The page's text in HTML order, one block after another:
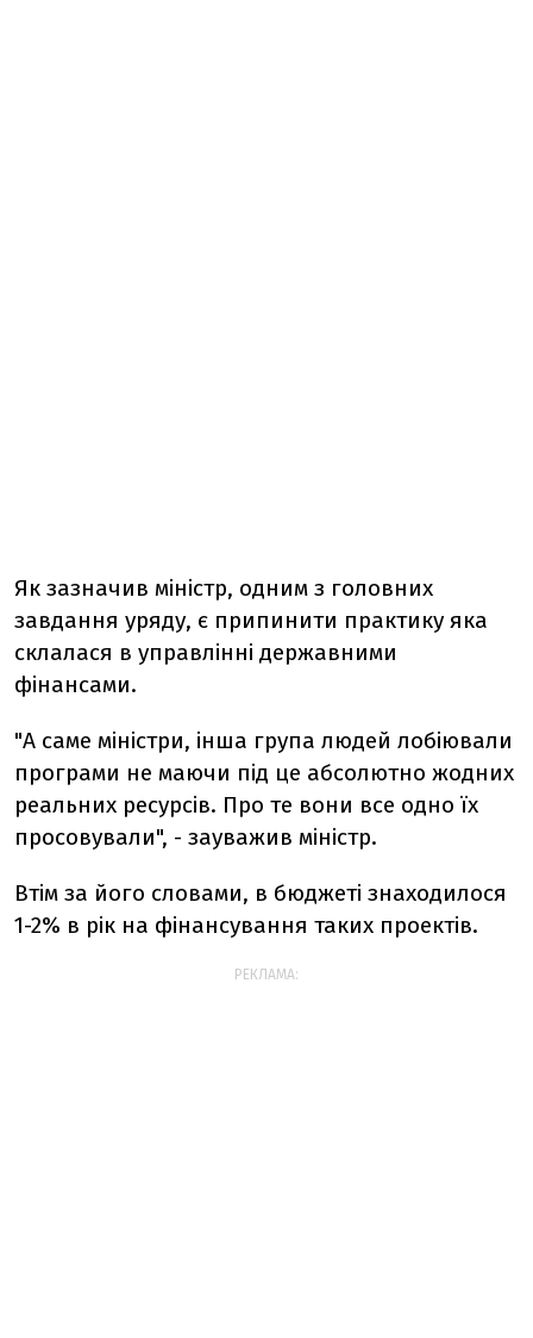
Як зазначив міністр, одним з головних
завдання уряду, є припинити практику яка
склалася в управлінні державними
фінансами.
"А саме міністри, інша група людей лобіювали
програми не маючи під це абсолютно жодних
реальних ресурсів. Про те вони все одно їх
просовували", - зауважив міністр.
Втім за його словами, в бюджеті знаходилося
1-2% в рік на фінансування таких проектів.
РЕКЛАМА: